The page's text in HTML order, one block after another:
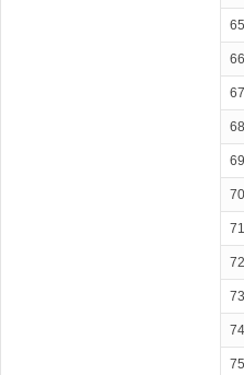
65
66
67
68
69
70
71
72
73
74
75